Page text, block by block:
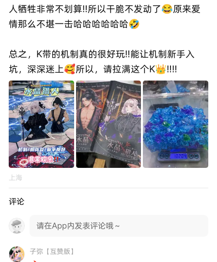
人牺牲非常不划算‼️所以干脆不发动了😂原来爱
情那么不堪一击哈哈哈哈哈哈🤣
总之，K带的机制真的很好玩‼️能让机制新手入
上海
评论
请在App内发表评论哦～
子弥【互赞版】